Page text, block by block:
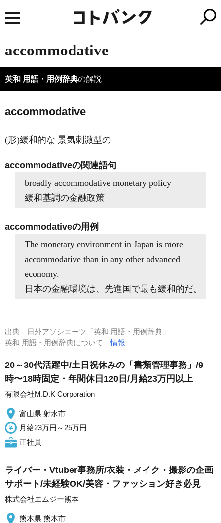
accommodative
英和 用語・用例辞典の解説
accommodative
(形)緩和的な 景気刺激型の
accommodativeの関連語句
broadly accommodative monetary policy
緩和基調の金融政策
accommodativeの用例
The monetary environment in Japan is more
accommodative than in any other advanced
economy.
日本の金融環境は、先進国で最も緩和的だ。
出典
日外アソシエーツ「英和 用語・用例辞典」
英和 用語・用例辞典について情報
20～30代活躍中/土日祝休みの「書類管理事務」/9
時〜18時固定・年間休日120日/月給23万円以上
有限会社M.D.K Corporation
富山県 射水市
月給23万円～25万円
正社員
ライバー・Vtuber事務所/衣装・メイク・撮影の企画
サポート/未経験OK/美容・ファッション好き必見
株式会社エムジー熊本
熊本県 熊本市